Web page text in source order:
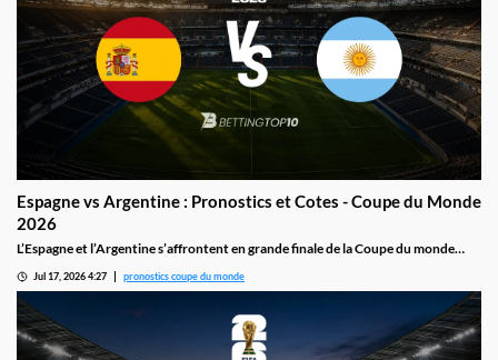
Espagne vs Argentine : Pronostics et Cotes - Coupe du Monde
2026
L’Espagne et l’Argentine s’affrontent en grande finale de la Coupe du monde
en sept matchs, face à un Lionel Messi auteur de huit buts dans ce tournoi.
Jul 17, 2026 4:27 pronostics coupe du monde